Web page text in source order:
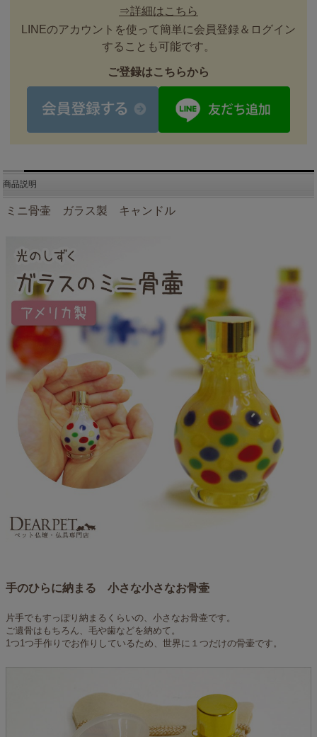
⇒詳細はこちら
LINEのアカウントを使って簡単に会員登録＆ログイン
することも可能です。
ご登録はこちらから
商品説明
ミニ骨壷 ガラス製 キャンドル
手のひらに納まる 小さな小さなお骨壷
片手でもすっぽり納まるくらいの、小さなお骨壷です。
ご遺骨はもちろん、毛や歯などを納めて。
1つ1つ手作りでお作りしているため、世界に１つだけの骨壷です。